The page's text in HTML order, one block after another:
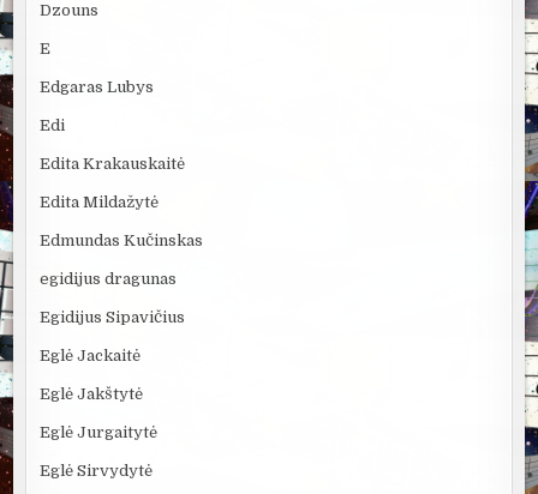
Dzouns
E
Edgaras Lubys
Edi
Edita Krakauskaitė
Edita Mildažytė
Edmundas Kučinskas
egidijus dragunas
Egidijus Sipavičius
Eglė Jackaitė
Eglė Jakštytė
Eglė Jurgaitytė
Eglė Sirvydytė